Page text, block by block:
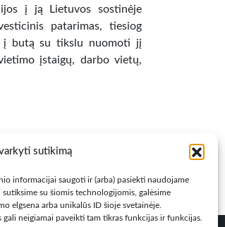
sutikimą
informacijai saugoti ir (arba) pasiekti naudojame
su šiomis technologijomis, galėsime
elgsena arba unikalūs ID šioje svetainėje.
neigiamai paveikti tam tikras funkcijas ir funkcijas.
į ją Lietuvos sostinėje
patarimas, tiesiog
į butą su tikslu nuomoti jį
įstaigų, darbo vietų,